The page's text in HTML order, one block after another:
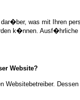
was mit Ihren
k�nnen.
Website?
Websitebetreiber.